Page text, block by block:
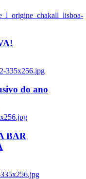
335x256.jpg
do ano
BAR